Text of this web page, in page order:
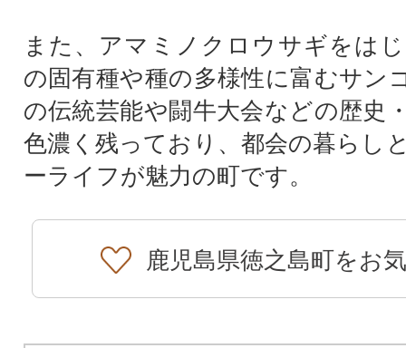
また、アマミノクロウサギをは
の固有種や種の多様性に富むサン
の伝統芸能や闘牛大会などの歴史
色濃く残っており、都会の暮らし
ーライフが魅力の町です。
鹿児島県徳之島町をお